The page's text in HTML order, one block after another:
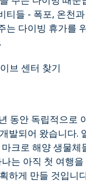
티들 - 폭포, 온천
는 다이빙 휴가를
브 센터 찾기
동안 독립적으로
발되어 왔습니다.
크로 해양 생물체
는 아직 첫 여행
하게 만들 것입니